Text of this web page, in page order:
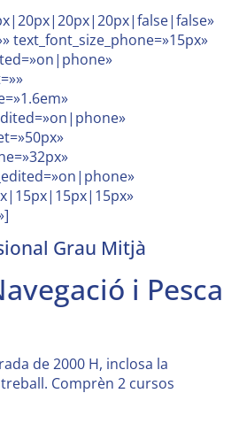
text_font_size_phone=»15px»
Grau Mitjà
i Pesca
de 2000 H, inclosa la
Comprèn 2 cursos